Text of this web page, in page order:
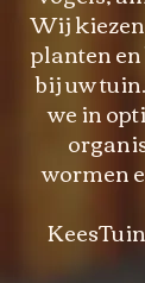
Wij
planten
bij uw
we in
wormen